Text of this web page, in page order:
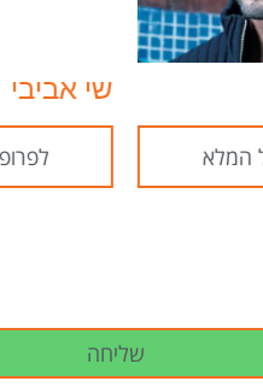
שי אביבי
לפרופיל המלא
שליחה